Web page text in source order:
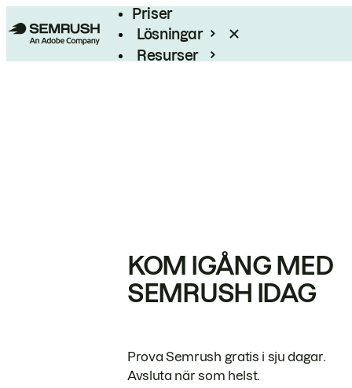
Priser
Lösningar
Resurser
KOM IGÅNG MED
SEMRUSH IDAG
Prova Semrush gratis i sju dagar.
Avsluta när som helst.